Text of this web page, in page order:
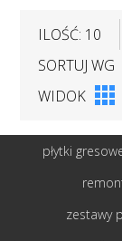
ILOŚĆ: 10
SORTUJ WG
WIDOK
płytki
zestawy